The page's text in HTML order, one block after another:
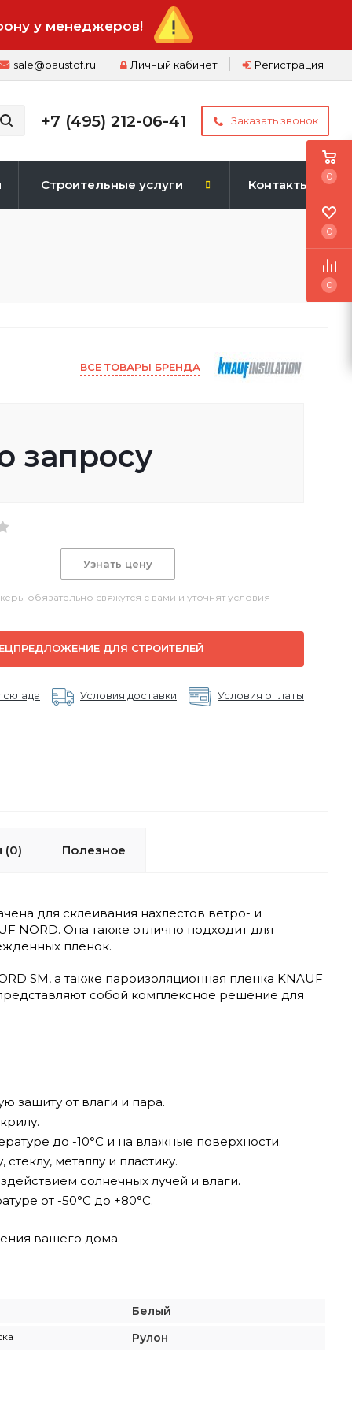
у менеджеров!
Регистрация
Личный кабинет
sale@baustof.ru
+7 (495) 212-06-41 Заказать звонок
Строительные услуги Контакты
ВСЕ ТОВАРЫ БРЕНДА
запросу
Узнать цену
обязательно свяжутся с вами и уточнят условия
ДЛЯ СТРОИТЕЛЕЙ
Условия доставки Условия оплаты
(0) Полезное
для склеивания нахлестов ветро- и
NORD. Она также отлично подходит для
пленок.
SM, а также пароизоляционная пленка KNAUF
собой комплексное решение для
защиту от влаги и пара.
до -10°C и на влажные поверхности.
металлу и пластику.
солнечных лучей и влаги.
от -50°C до +80°C.
вашего дома.
Белый
Рулон
0
0
0